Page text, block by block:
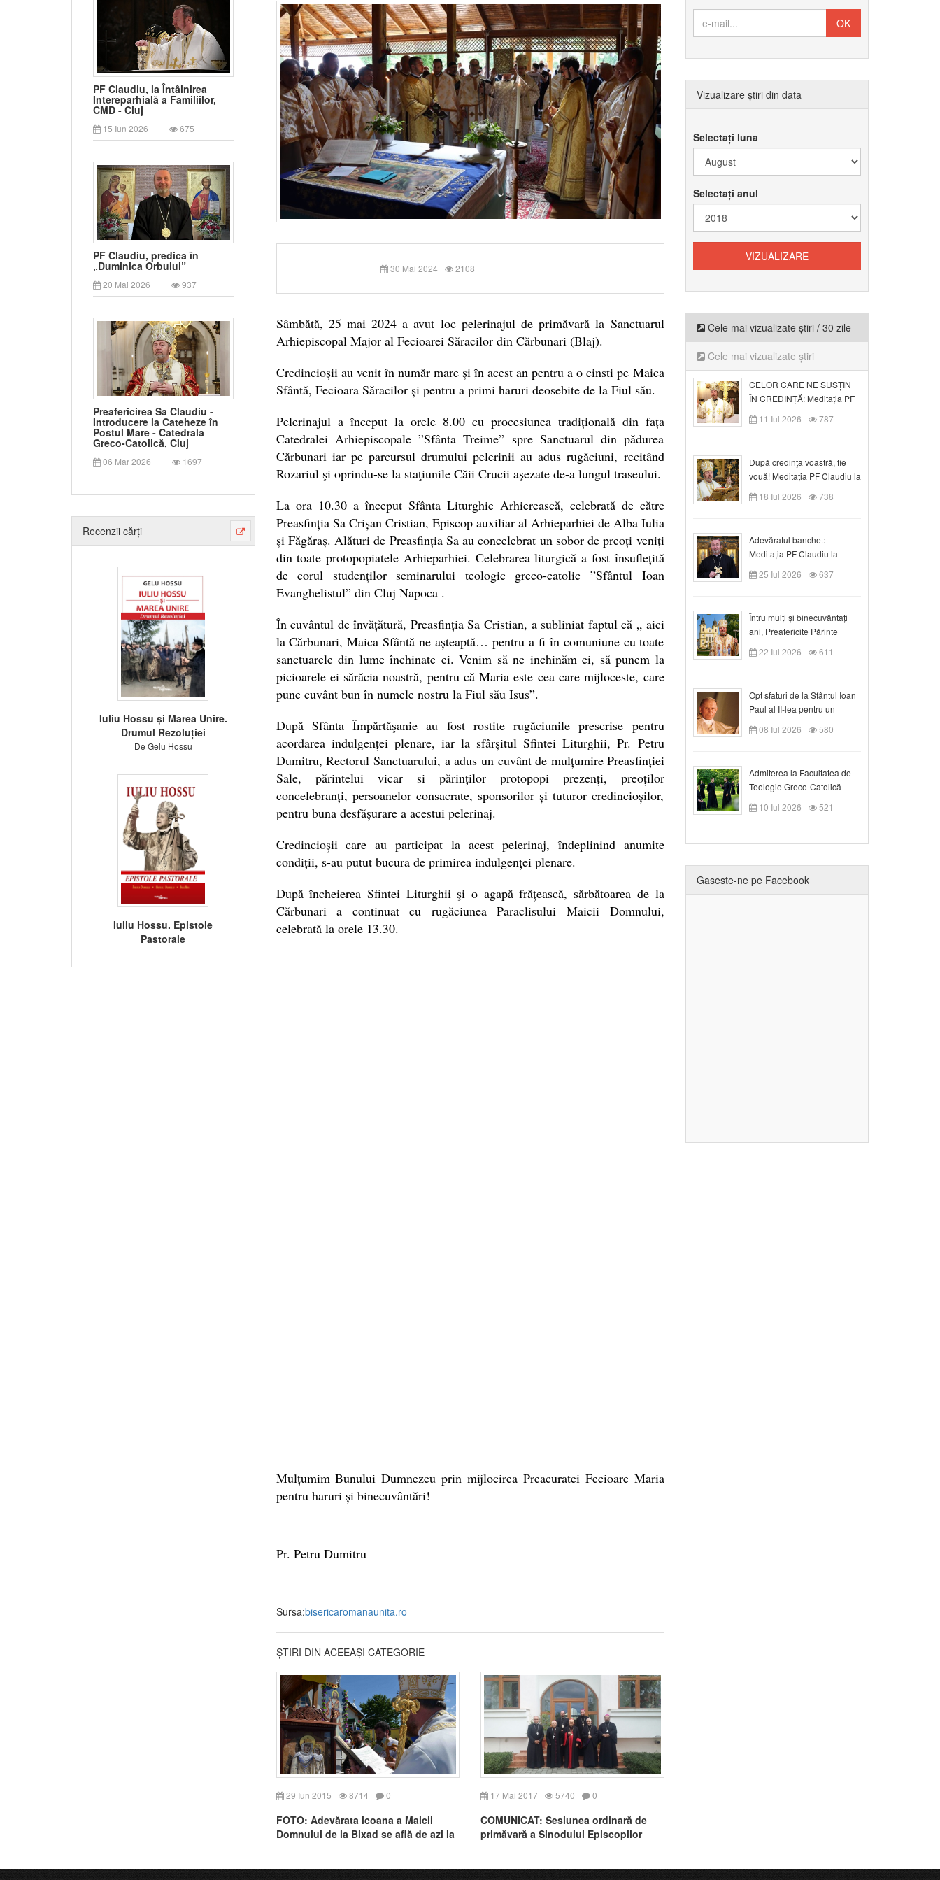
PF Claudiu, la Întâlnirea
Intereparhială a Familiilor,
CMD - Cluj
15 Iun 2026 675
PF Claudiu, predica în
„Duminica Orbului”
20 Mai 2026 937
Preafericirea Sa Claudiu -
Introducere la Cateheze în
Postul Mare - Catedrala
Greco-Catolică, Cluj
06 Mar 2026 1697
Recenzii cărți
Iuliu Hossu și Marea Unire.
Drumul Rezoluției
De Gelu Hossu
Iuliu Hossu. Epistole
Pastorale
30 Mai 2024 2108
Sâmbătă, 25 mai 2024 a avut loc pelerinajul de primăvară la Sanctuarul
Arhiepiscopal Major al Fecioarei Săracilor din Cărbunari (Blaj).
Credincioșii au venit în număr mare și în acest an pentru a o cinsti pe Maica
Sfântă, Fecioara Săracilor și pentru a primi haruri deosebite de la Fiul său.
Pelerinajul a început la orele 8.00 cu procesiunea tradițională din fața
Catedralei Arhiepiscopale ”Sfânta Treime” spre Sanctuarul din pădurea
Cărbunari iar pe parcursul drumului pelerinii au adus rugăciuni, recitând
Rozariul şi oprindu-se la staţiunile Căii Crucii aşezate de-a lungul traseului.
La ora 10.30 a început Sfânta Liturghie Arhierească, celebrată de către
Preasfinția Sa Crișan Cristian, Episcop auxiliar al Arhieparhiei de Alba Iulia
și Făgăraș. Alături de Preasfinția Sa au concelebrat un sobor de preoți veniți
din toate protopopiatele Arhieparhiei. Celebrarea liturgică a fost însuflețită
de corul studenților seminarului teologic greco-catolic ”Sfântul Ioan
Evanghelistul” din Cluj Napoca .
În cuvântul de învățătură, Preasfinția Sa Cristian, a subliniat faptul că „ aici
la Cărbunari, Maica Sfântă ne așteaptă… pentru a fi în comuniune cu toate
sanctuarele din lume închinate ei. Venim să ne inchinăm ei, să punem la
picioarele ei sărăcia noastră, pentru că Maria este cea care mijloceste, care
pune cuvânt bun în numele nostru la Fiul său Isus”.
După Sfânta Împărtăşanie au fost rostite rugăciunile prescrise pentru
acordarea indulgenței plenare, iar la sfârșitul Sfintei Liturghii, Pr. Petru
Dumitru, Rectorul Sanctuarului, a adus un cuvânt de mulțumire Preasfinției
Sale, părintelui vicar si părinților protopopi prezenți, preoților
concelebranți, persoanelor consacrate, sponsorilor și tuturor credincioșilor,
pentru buna desfășurare a acestui pelerinaj.
Credincioșii care au participat la acest pelerinaj, îndeplinind anumite
condiții, s-au putut bucura de primirea indulgenței plenare.
După încheierea Sfintei Liturghii şi o agapă frățească, sărbătoarea de la
Cărbunari a continuat cu rugăciunea Paraclisului Maicii Domnului,
celebrată la orele 13.30.
Mulțumim Bunului Dumnezeu prin mijlocirea Preacuratei Fecioare Maria
pentru haruri și binecuvântări!
Pr. Petru Dumitru
Sursa:bisericaromanaunita.ro
ȘTIRI DIN ACEEAȘI CATEGORIE
29 Iun 2015 8714 0
FOTO: Adevărata icoana a Maicii
Domnului de la Bixad se află de azi la
17 Mai 2017 5740 0
COMUNICAT: Sesiunea ordinară de
primăvară a Sinodului Episcopilor
Vizualizare știri din data
Selectați luna
Selectați anul
Cele mai vizualizate știri / 30 zile
Cele mai vizualizate știri
CELOR CARE NE SUSȚIN
ÎN CREDINȚĂ: Meditația PF
Claudiu la Duminica a VI-a
după Rusalii
11 Iul 2026 787
După credinţa voastră, fie
vouă! Meditația PF Claudiu la
duminica a VII-a după Rusalii
18 Iul 2026 738
Adevăratul banchet:
Meditația PF Claudiu la
Duminica a VIII-a după
Rusalii
25 Iul 2026 637
Întru mulți și binecuvântați
ani, Preafericite Părinte
Claudiu!
22 Iul 2026 611
Opt sfaturi de la Sfântul Ioan
Paul al II-lea pentru un
creștin
08 Iul 2026 580
Admiterea la Facultatea de
Teologie Greco-Catolică –
Departamentul Blaj în anul
universitar 2026/2027
10 Iul 2026 521
Gaseste-ne pe Facebook